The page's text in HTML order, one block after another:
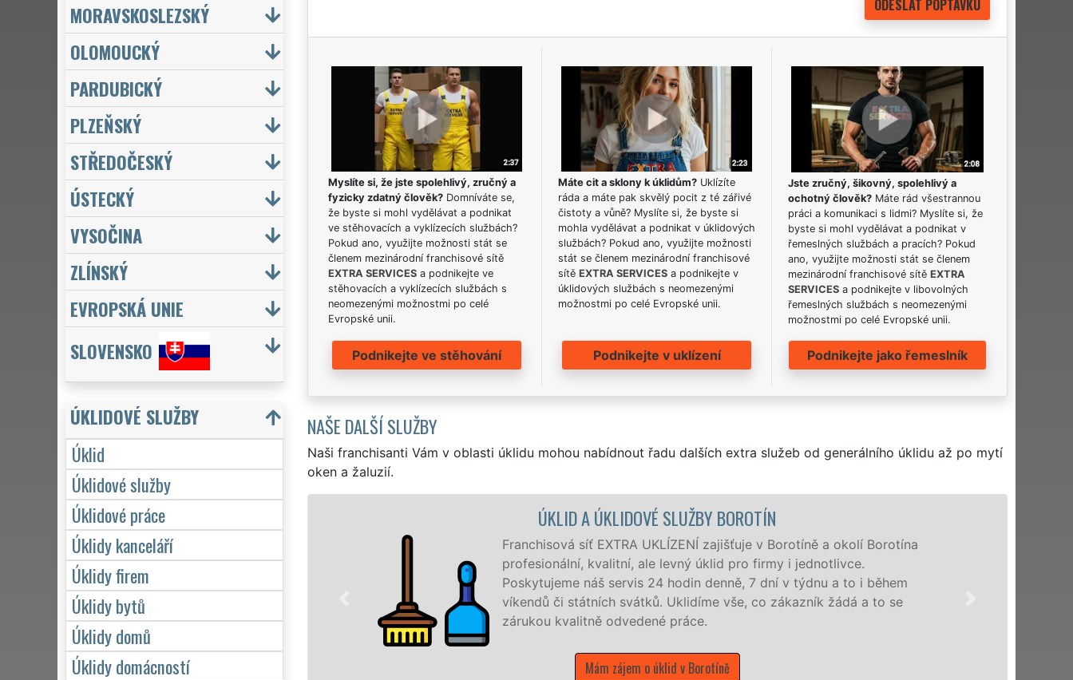
Myslíte si, že jste spolehlivý, zručný a
fyzicky zdatný člověk?Domníváte se,
že byste si mohl vydělávat a podnikat
ve stěhovacích a vyklízecích službách?
Pokud ano, využijte možnosti stát se
členem mezinárodní franchisové sítě
EXTRA SERVICESa podnikejte ve
stěhovacích a vyklízecích službách s
neomezenými možnostmi po celé
Evropské unii.
Podnikejte ve stěhování
Máte cit a sklony k úklidům?Uklízíte
ráda a máte pak skvělý pocit z té zářivé
čistoty a vůně? Myslíte si, že byste si
mohla vydělávat a podnikat v úklidových
službách? Pokud ano, využijte možnosti
stát se členem mezinárodní franchisové
sítě EXTRA SERVICESa podnikejte v
úklidových službách s neomezenými
možnostmi po celé Evropské unii.
Podnikejte v uklízení
Jste zručný, šikovný, spolehlivý a
ochotný člověk? Máte rád všestrannou
práci a komunikaci s lidmi? Myslíte si, že
byste si mohl vydělávat a podnikat v
řemeslných službách a pracích? Pokud
ano, využijte možnosti stát se členem
mezinárodní franchisové sítěEXTRA
SERVICES a podnikejte v libovolných
řemeslných službách s neomezenými
možnostmi po celé Evropské unii.
Podnikejte jako řemeslník
NAŠE DALŠÍ SLUŽBY
Naši franchisanti Vám v oblasti úklidu mohou nabídnout řadu dalších extra služeb od generálního úklidu až po mytí
oken a žaluzií.
ÚKLID A ÚKLIDOVÉ SLUŽBY BOROTÍN
Franchisová síť EXTRA UKLÍZENÍ zajišťuje v Borotíně a okolí Borotína
profesionální, kvalitní, ale levný úklid pro firmy i jednotlivce.
Poskytujeme náš servis 24 hodin denně, 7 dní v týdnu a to i během
víkendů či státních svátků. Uklidíme vše, co zákazník žádá a to se
zárukou kvalitně odvedené práce.
Naše společnost EXTRA UKLÍZENÍ
profesionální úklidové služby NON-
nabízíme pro všechny obchodní
domácnosti v celém Jihočeském kraji s
MORAVSKOSLEZSKÝ
OLOMOUCKÝ
PARDUBICKÝ
PLZEŇSKÝ
STŘEDOČESKÝ
ÚSTECKÝ
VYSOČINA
ZLÍNSKÝ
EVROPSKÁ UNIE
SLOVENSKO
ÚKLIDOVÉ SLUŽBY
Úklid
Úklidové služby
Úklidové práce
Úklidy kanceláří
Úklidy firem
Úklidy bytů
Úklidy domů
Úklidy domácností